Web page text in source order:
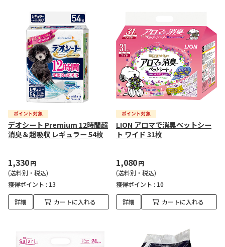
デオシート Premium 12時間超
消臭＆超吸収 レギュラー 54枚
1,330円
(送料別・税込)
獲得ポイント : 13
詳細 カートに入れる
LION アロマで消臭ペットシー
ト ワイド 31枚
1,080円
(送料別・税込)
獲得ポイント : 10
詳細 カートに入れる